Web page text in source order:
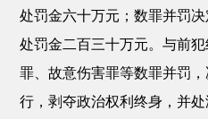
处罚金六十万元；数罪并罚
处罚金二百三十万元。与前
罪、故意伤害罪等数罪并罚
行，剥夺政治权利终身，并